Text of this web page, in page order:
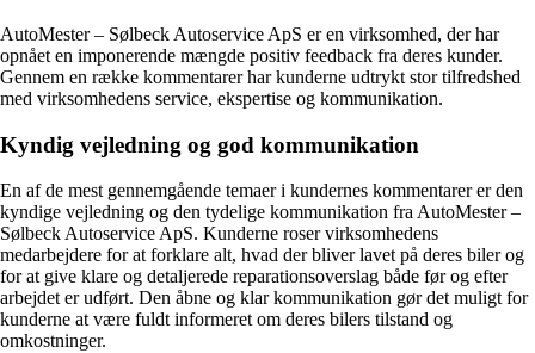
AutoMester – Sølbeck Autoservice ApS er en virksomhed, der har
opnået en imponerende mængde positiv feedback fra deres kunder.
Gennem en række kommentarer har kunderne udtrykt stor tilfredshed
med virksomhedens service, ekspertise og kommunikation.
Kyndig vejledning og god kommunikation
En af de mest gennemgående temaer i kundernes kommentarer er den
kyndige vejledning og den tydelige kommunikation fra AutoMester –
Sølbeck Autoservice ApS. Kunderne roser virksomhedens
medarbejdere for at forklare alt, hvad der bliver lavet på deres biler og
for at give klare og detaljerede reparationsoverslag både før og efter
arbejdet er udført. Den åbne og klar kommunikation gør det muligt for
kunderne at være fuldt informeret om deres bilers tilstand og
omkostninger.